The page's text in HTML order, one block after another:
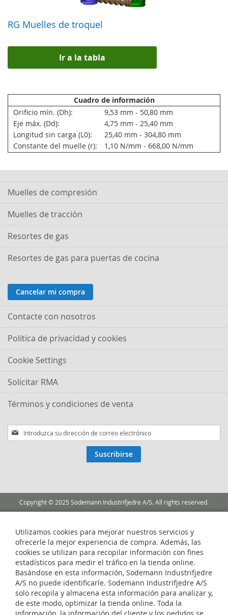
RG Muelles de troquel
Ir a la tabla
Cuadro de información
Orificio mín. (Dh):
9,53 mm - 50,80 mm
Eje máx. (Dd):
4,75 mm - 25,40 mm
Longitud sin carga (L0):
25,40 mm - 304,80 mm
Constante del muelle (r):
1,10 N/mm - 668,00 N/mm
Muelles de compresión
Muelles de tracción
Resortes de gas
Resortes de gas para puertas de cocina
Cancelar mi compra
Contacte con nosotros
Política de privacidad y cookies
Cookie Settings
Solicitar RMA
Términos y condiciones de venta
Inscríbase
a
Suscribirse
Copyright © 2025 Sodemann Industrifjedre A/S. All rights reserved.
Utilizamos cookies para mejorar nuestros servicios y
ofrecerle la mejor experiencia de compra. Además, las
cookies se utilizan para recopilar información con fines
estadísticos para medir el tráfico en la tienda online.
Basándose en esta información, Sodemann Industrifjedre
A/S no puede identificarle. Sodemann Industrifjedre A/S
solo recopila y almacena esta información para analizar y,
de este modo, optimizar la tienda online. Toda la
información, la información del cliente y los pedidos se